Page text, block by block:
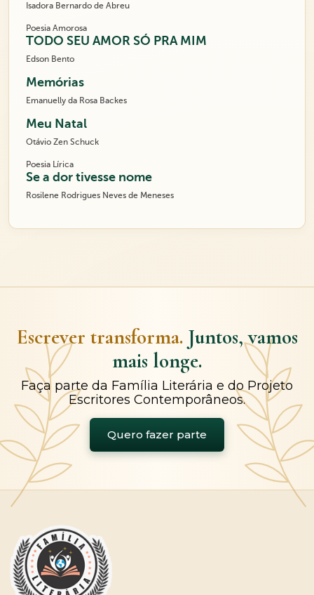
Isadora Bernardo de Abreu
Poesia Amorosa
TODO SEU AMOR SÓ PRA MIM
Edson Bento
Memórias
Emanuelly da Rosa Backes
Meu Natal
Otávio Zen Schuck
Poesia Lírica
Se a dor tivesse nome
Rosilene Rodrigues Neves de Meneses
Escrever transforma. Juntos, vamos
mais longe.
Faça parte da Família Literária e do Projeto
Escritores Contemporâneos.
Quero fazer parte